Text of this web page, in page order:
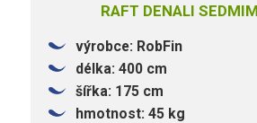
RAFT DENALI
výrobce: RobFin
délka: 400 cm
šířka: 175 cm
hmotnost: 45 kg